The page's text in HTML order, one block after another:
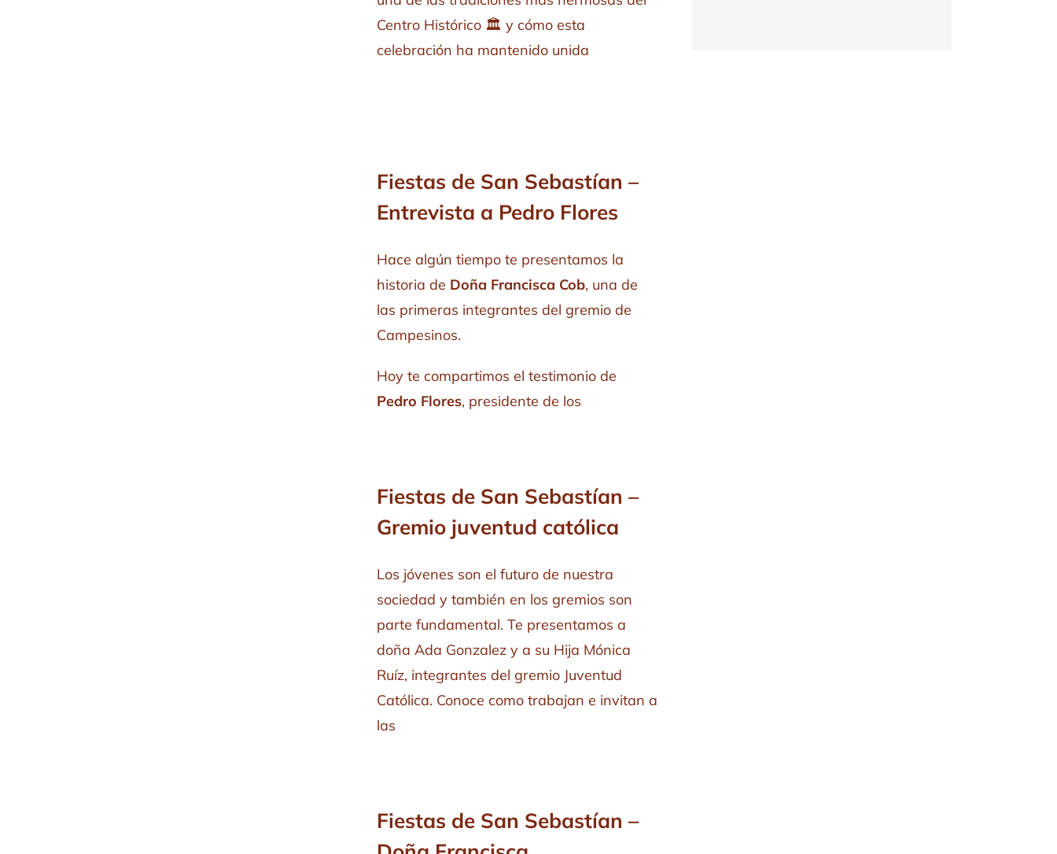
Centro Histórico 🏛️ y cómo esta
celebración ha mantenido unida
Fiestas de San Sebastían –
Entrevista a Pedro Flores
Hace algún tiempo te presentamos la
historia de Doña Francisca Cob, una de
las primeras integrantes del gremio de
Campesinos.
Hoy te compartimos el testimonio de
Pedro Flores, presidente de los
Fiestas de San Sebastían –
Gremio juventud católica
Los jóvenes son el futuro de nuestra
sociedad y también en los gremios son
parte fundamental. Te presentamos a
doña Ada Gonzalez y a su Hija Mónica
Ruíz, integrantes del gremio Juventud
Católica. Conoce como trabajan e invitan a
las
Fiestas de San Sebastían –